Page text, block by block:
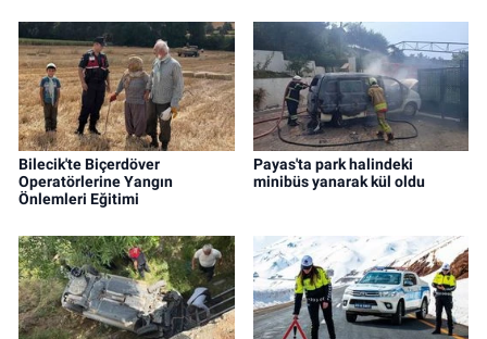
Bilecik'te Biçerdöver
Operatörlerine Yangın
Önlemleri Eğitimi
Payas'ta park halindeki
minibüs yanarak kül oldu